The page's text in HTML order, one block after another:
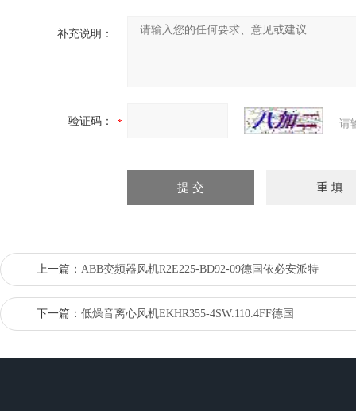
补充说明：
验证码： 请
上一篇： ABB变频器风机R2E225-BD92-09德国依必安派特
下一篇： 低燥音离心风机EKHR355-4SW.110.4FF德国